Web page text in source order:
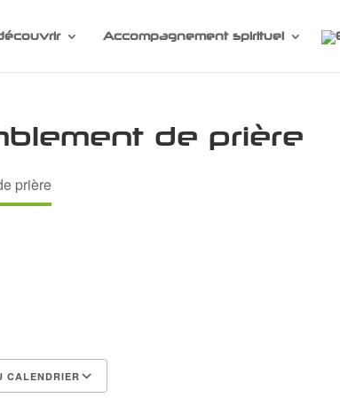
Accompagnement spirituel
de prière
CALENDRIER